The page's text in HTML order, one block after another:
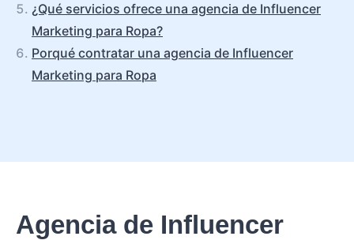
¿Qué servicios ofrece una agencia de Influencer
Marketing para Ropa?
Porqué contratar una agencia de Influencer
Marketing para Ropa
Agencia de Influencer